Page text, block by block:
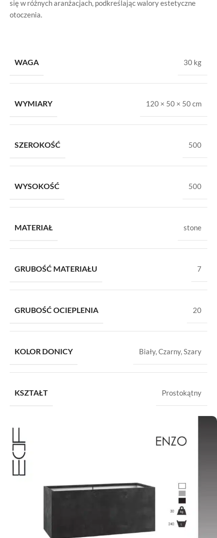
się w różnych aranżacjach, podkreślając walory estetyczne
otoczenia.
WAGA 30 kg
WYMIARY 120 × 50 × 50 cm
SZEROKOŚĆ 500
WYSOKOŚĆ 500
MATERIAŁ stone
GRUBOŚĆ MATERIAŁU 7
GRUBOŚĆ OCIEPLENIA 20
KOLOR DONICY Biały,Czarny,Szary
KSZTAŁT Prostokątny